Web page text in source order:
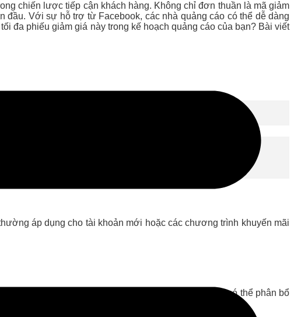
chiến lược tiếp cận khách hàng. Không chỉ đơn thuần là mã giảm
Với sự hỗ trợ từ Facebook, các nhà quảng cáo có thể dễ dàng
đa phiếu giảm giá này trong kế hoạch quảng cáo của bạn? Bài viết
áp dụng cho tài khoản mới hoặc các chương trình khuyến mãi
Việc tiết kiệm ngân sách giúp các doanh nghiệp có thể phân bổ